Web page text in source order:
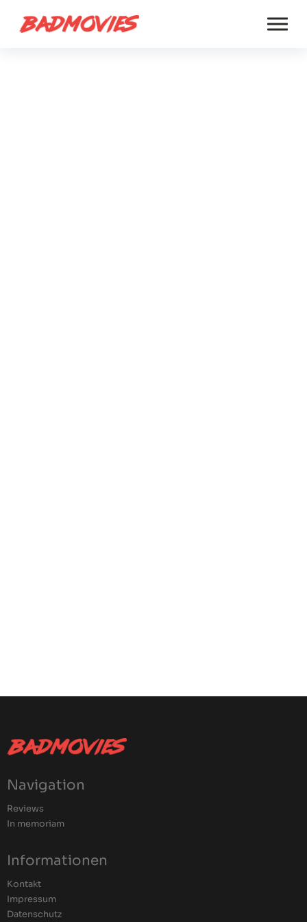
Navigation
Reviews
In memoriam
Informationen
Kontakt
Impressum
Datenschutz